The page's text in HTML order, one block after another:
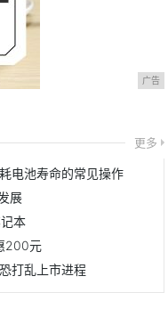
广告
更多
电池寿命的常见操作
展
本
200元
打乱上市进程